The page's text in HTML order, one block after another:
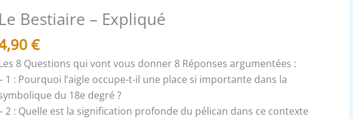
Le Bestiaire – Expliqué
€
8 Questions qui vont vous donner 8 Réponses argumentées :
1 : Pourquoi l’aigle occupe-t-il une place si importante dans la
du 18e degré ?
2 : Quelle est la signification profonde du pélican dans ce contexte
quantité